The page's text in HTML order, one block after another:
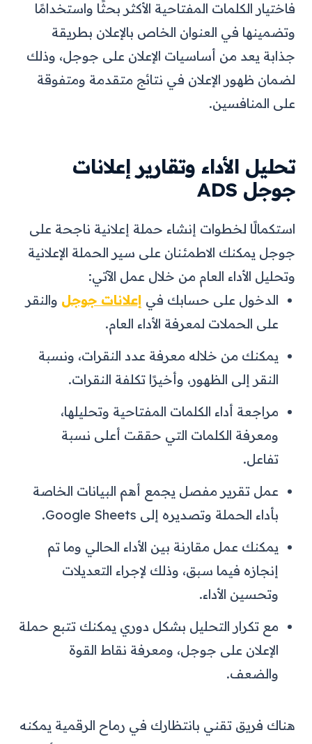
فاختيار الكلمات المفتاحية الأكثر بحثًا واستخدامًا
وتضمينها في العنوان الخاص بالإعلان بطريقة
جذابة يعد من أساسيات الإعلان على جوجل، وذلك
لضمان ظهور الإعلان في نتائج متقدمة ومتفوقة
على المنافسين.
تحليل الأداء وتقارير إعلانات
جوجل ADS
استكمالًا لخطوات إنشاء حملة إعلانية ناجحة على
جوجل يمكنك الاطمئنان على سير الحملة الإعلانية
وتحليل الأداء العام من خلال عمل الآتي:
الدخول على حسابك في إعلانات جوجل والنقر
على الحملات لمعرفة الأداء العام.
يمكنك من خلاله معرفة عدد النقرات، ونسبة
النقر إلى الظهور، وأخيرًا تكلفة النقرات.
مراجعة أداء الكلمات المفتاحية وتحليلها،
ومعرفة الكلمات التي حققت أعلى نسبة
تفاعل.
عمل تقرير مفصل يجمع أهم البيانات الخاصة
بأداء الحملة وتصديره إلى Google Sheets.
يمكنك عمل مقارنة بين الأداء الحالي وما تم
إنجازه فيما سبق، وذلك لإجراء التعديلات
وتحسين الأداء.
مع تكرار التحليل بشكل دوري يمكنك تتبع حملة
الإعلان على جوجل، ومعرفة نقاط القوة
والضعف.
هناك فريق تقني بانتظارك في رماح الرقمية يمكنه